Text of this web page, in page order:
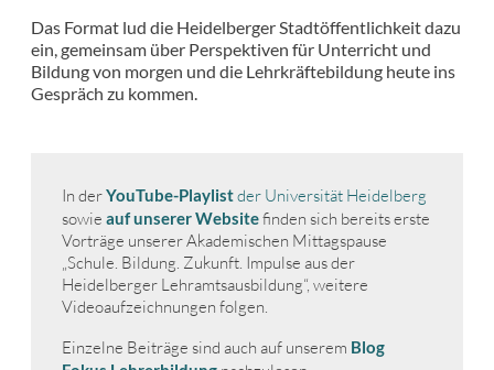
Das Format lud die Heidelberger Stadtöffentlichkeit dazu
ein, gemeinsam über Perspektiven für Unterricht und
Bildung von morgen und die Lehrkräftebildung heute ins
Gespräch zu kommen.
In derYouTube-Playlistder Universität Heidelberg
sowie auf unserer Websitefinden sich bereits erste
Vorträge unserer Akademischen Mittagspause
„Schule. Bildung. Zukunft. Impulse aus der
Heidelberger Lehramtsausbildung“, weitere
Videoaufzeichnungen folgen.
Einzelne Beiträge sind auch auf unserem Blog